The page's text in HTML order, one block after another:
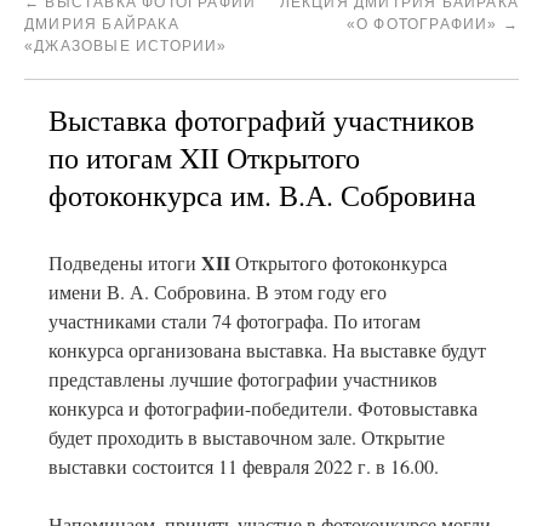
ДМИРИЯ БАЙРАКА
«ДЖАЗОВЫЕ ИСТОРИИ»
«О ФОТОГРАФИИ»
→
Выставка фотографий участников
по итогам XII Открытого
фотоконкурса им. В.А. Собровина
Подведены итоги XIIОткрытого фотоконкурса
имени В. А. Собровина. В этом году его
участниками стали 74 фотографа. По итогам
конкурса организована выставка. На выставке будут
представлены лучшие фотографии участников
конкурса и фотографии-победители. Фотовыставка
будет проходить в выставочном зале. Открытие
выставки состоится 11 февраля 2022 г. в 16.00.